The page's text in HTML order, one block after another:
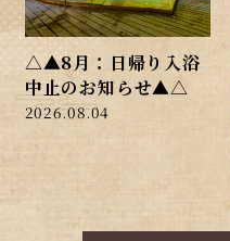
△▲8月：日帰り入浴
中止のお知らせ▲△
2026.08.04